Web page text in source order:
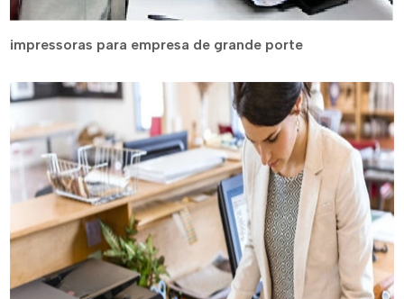
impressoras para empresa de grande porte